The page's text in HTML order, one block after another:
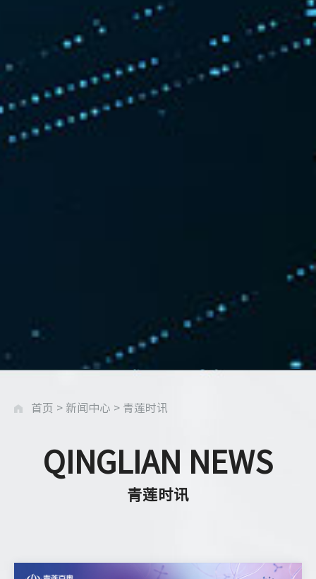
首页 > 新闻中心 > 青莲时讯
QINGLIAN NEWS
青莲时讯